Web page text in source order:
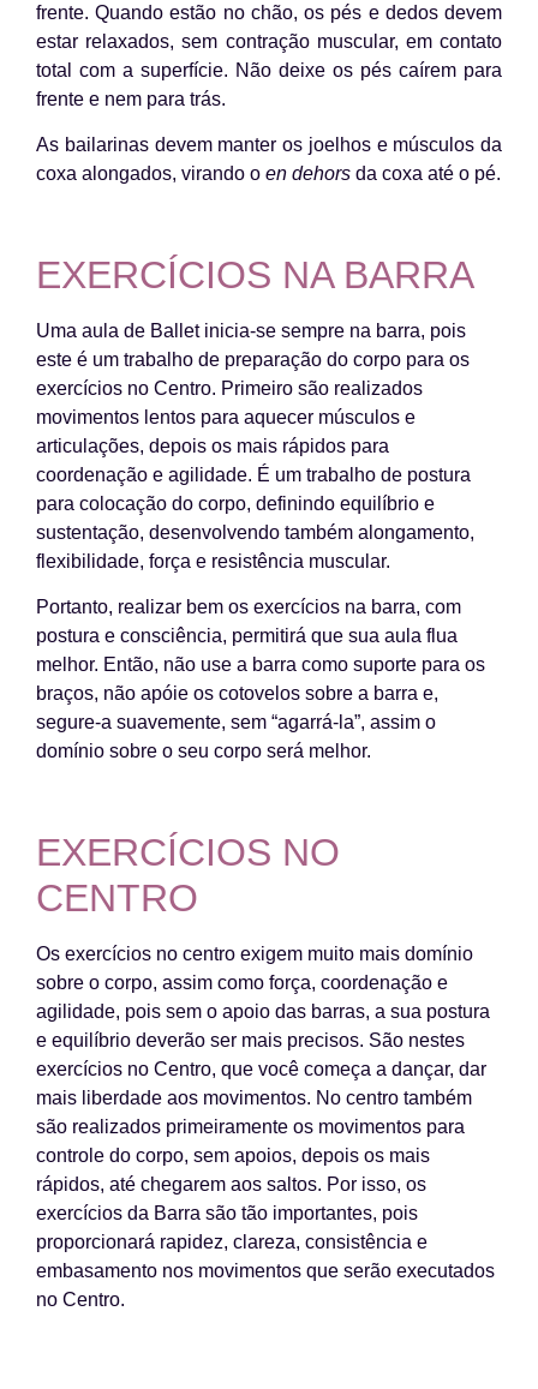
frente. Quando estão no chão, os pés e dedos devem
estar relaxados, sem contração muscular, em contato
total com a superfície. Não deixe os pés caírem para
frente e nem para trás.
As bailarinas devem manter os joelhos e músculos da
coxa alongados, virando o en dehors da coxa até o pé.
EXERCÍCIOS NA BARRA
Uma aula de Ballet inicia-se sempre na barra, pois
este é um trabalho de preparação do corpo para os
exercícios no Centro. Primeiro são realizados
movimentos lentos para aquecer músculos e
articulações, depois os mais rápidos para
coordenação e agilidade. É um trabalho de postura
para colocação do corpo, definindo equilíbrio e
sustentação, desenvolvendo também alongamento,
flexibilidade, força e resistência muscular.
Portanto, realizar bem os exercícios na barra, com
postura e consciência, permitirá que sua aula flua
melhor. Então, não use a barra como suporte para os
braços, não apóie os cotovelos sobre a barra e,
segure-a suavemente, sem “agarrá-la”, assim o
domínio sobre o seu corpo será melhor.
EXERCÍCIOS NO
CENTRO
Os exercícios no centro exigem muito mais domínio
sobre o corpo, assim como força, coordenação e
agilidade, pois sem o apoio das barras, a sua postura
e equilíbrio deverão ser mais precisos. São nestes
exercícios no Centro, que você começa a dançar, dar
mais liberdade aos movimentos. No centro também
são realizados primeiramente os movimentos para
controle do corpo, sem apoios, depois os mais
rápidos, até chegarem aos saltos. Por isso, os
exercícios da Barra são tão importantes, pois
proporcionará rapidez, clareza, consistência e
embasamento nos movimentos que serão executados
no Centro.